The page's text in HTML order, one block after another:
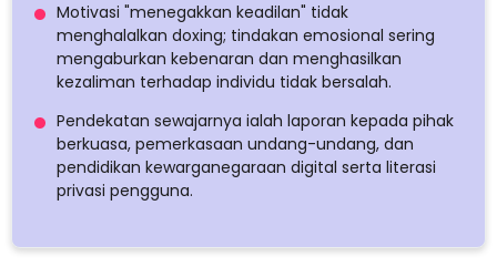
Motivasi "menegakkan keadilan" tidak
menghalalkan doxing; tindakan emosional sering
mengaburkan kebenaran dan menghasilkan
kezaliman terhadap individu tidak bersalah.
Pendekatan sewajarnya ialah laporan kepada pihak
berkuasa, pemerkasaan undang-undang, dan
pendidikan kewarganegaraan digital serta literasi
privasi pengguna.